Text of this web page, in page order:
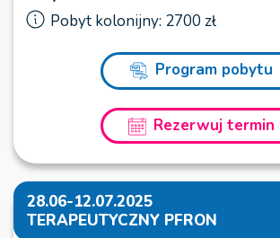
Pobyt kolonijny: 2700 zł
Program pobytu
Rezerwuj termin
28.06-12.07.2025
TERAPEUTYCZNY PFRON